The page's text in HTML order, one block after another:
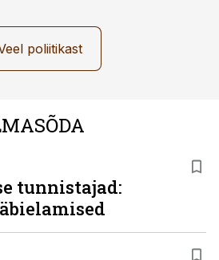
poliitikast
tunnistajad: